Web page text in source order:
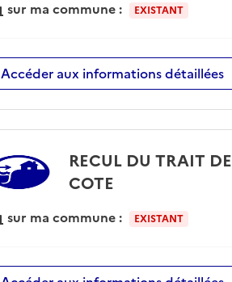
sur ma commune : EXISTANT
Accéder aux informations détaillées
RECUL DU TRAIT DE
COTE
sur ma commune : EXISTANT